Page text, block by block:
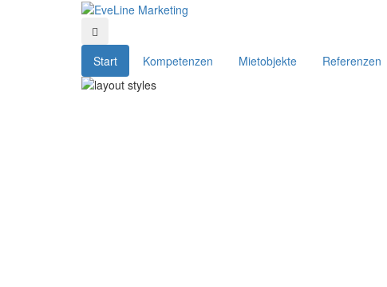
Start Kompetenzen Mietobjekte Referenzen